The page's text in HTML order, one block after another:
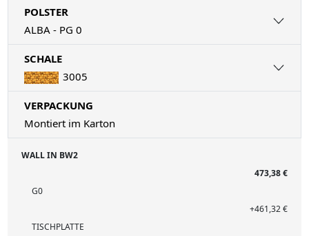
POLSTER
ALBA - PG 0
SCHALE
3005
VERPACKUNG
Montiert im Karton
WALL IN BW2
473,38 €
G0
+461,32 €
TISCHPLATTE